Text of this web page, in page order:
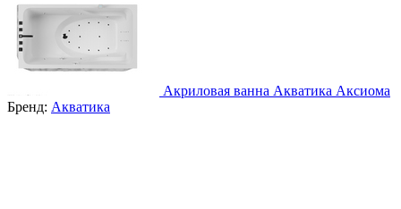
Акриловая ванна Акватика Аксиома
Бренд: Акватика